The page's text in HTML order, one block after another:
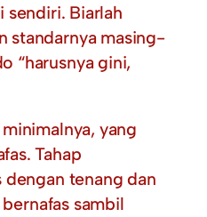
Biarlah
standarnya masing-
“harusnya gini,
yang
Tahap
dengan tenang dan
sambil